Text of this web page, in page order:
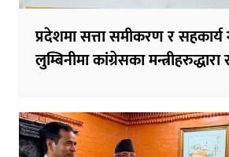
प्रदेशमा सत्ता समीकरण र
लुम्बिनीमा कांग्रेसका मन्त्रीहरुद्धारा